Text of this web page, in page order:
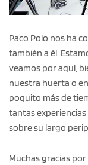
Paco Polo nos ha
también a él.
veamos por aquí,
nuestra huerta o
poquito más de
tantas
sobre su largo
Muchas gracias